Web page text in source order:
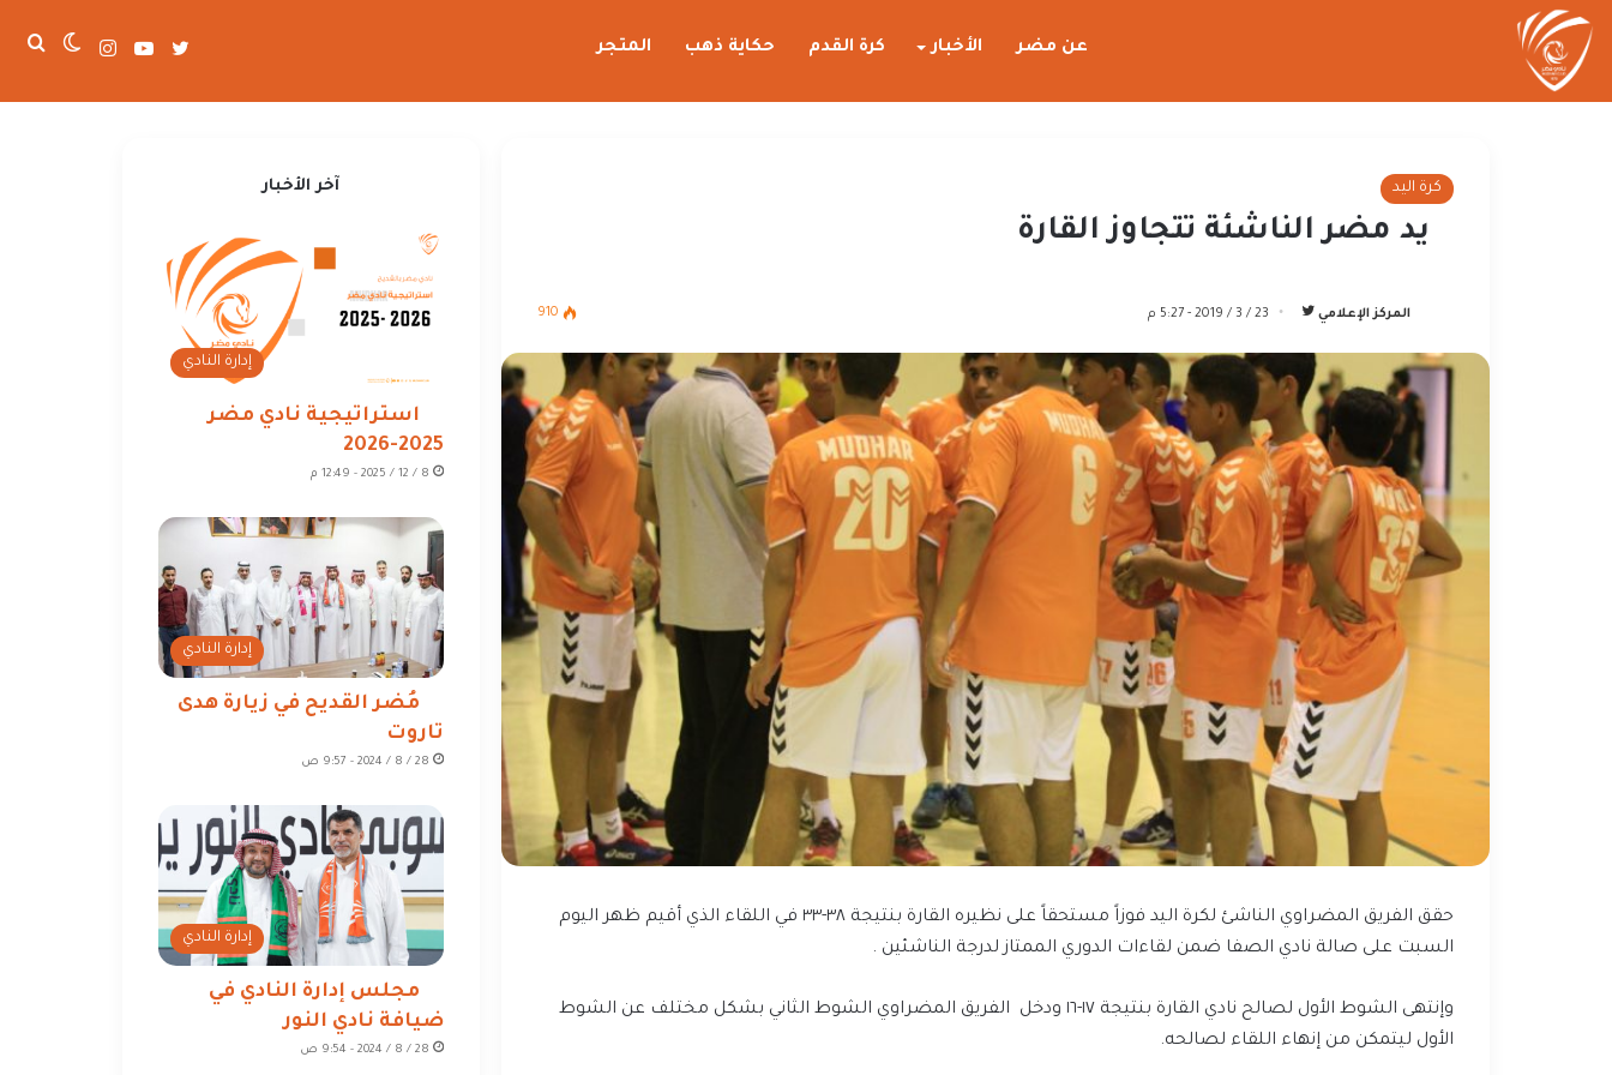
عن مضر الأخبار كرة القدم حكاية ذهب المتجر الوضع
انستقراميوتيوبتويتر
كرة اليد
يد مضر الناشئة تتجاوز القارة
المركز الإعلامي
تابع
23 / 3 / 2019 - 5:27 م 910
حقق الفريق المضراوي الناشئ لكرة اليد فوزاً مستحقاً على نظيره القارة بنتيجة ٣٨-٣٣ في اللقاء الذي أقيم ظهر اليوم
السبت على صالة نادي الصفا ضمن لقاءات الدوري الممتاز لدرجة الناشئين .
وإنتهى الشوط الأول لصالح نادي القارة بنتيجة ١٧-١٦ ودخل
الفريق المضراوي الشوط الثاني بشكل مختلف عن الشوط
الأول ليتمكن من إنهاء اللقاء لصالحه.
آخر الأخبار
إدارة النادي
استراتيجية نادي مضر
2025-2026
8 / 12 / 2025 - 12:49 م
إدارة النادي
مُضر القديح في زيارة هدى
تاروت
28 / 8 / 2024 - 9:57 ص
إدارة النادي
مجلس إدارة النادي في
ضيافة نادي النور
28 / 8 / 2024 - 9:54 ص